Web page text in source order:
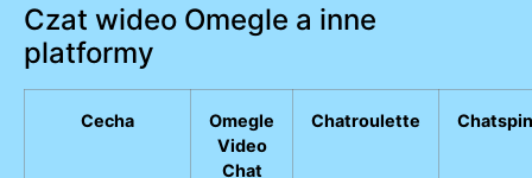
Czat wideo Omegle a inne
platformy
Cecha
Omegle
Video
Chat
Chatroulette Chatspin